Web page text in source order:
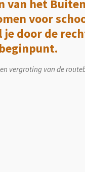
van het
voor
door de
vergroting van de